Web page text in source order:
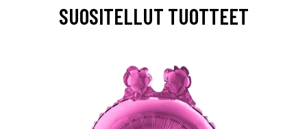
SUOSITELLUT TUOTTEET